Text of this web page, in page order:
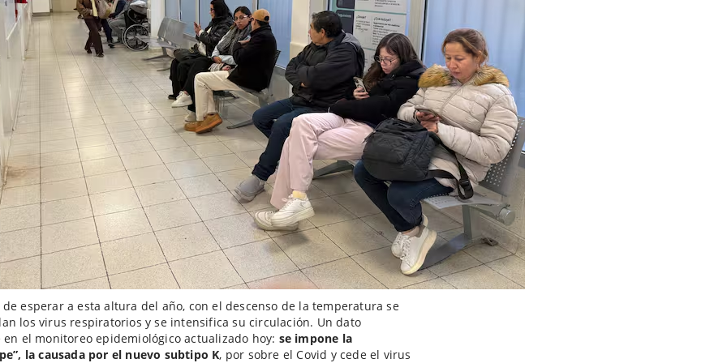
de esperar a esta altura del año, con el descenso de la temperatura se
los virus respiratorios y se intensifica su circulación. Un dato
en el monitoreo epidemiológico actualizado hoy: se impone la
la causada por el nuevo subtipo K, por sobre el Covid y cede el virus